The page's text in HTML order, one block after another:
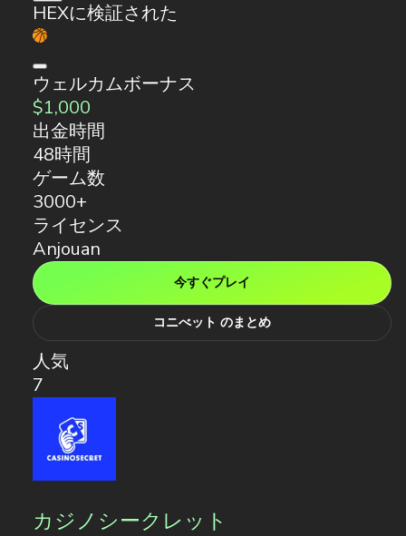
HEXに検証された
ウェルカムボーナス
$1,000
出金時間
48時間
ゲーム数
3000+
ライセンス
Anjouan
今すぐプレイ
コニべット のまとめ
人気
7
カジノシークレット